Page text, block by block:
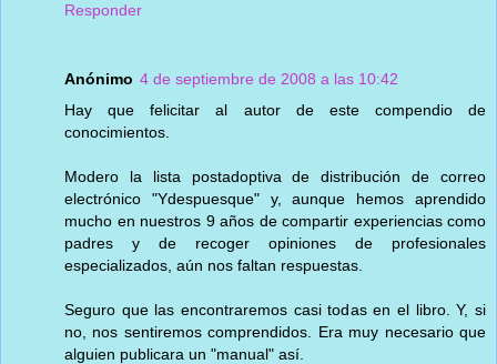
Responder
Anónimo 4 de septiembre de 2008 a las 10:42
Hay que felicitar al autor de este compendio de
conocimientos.
Modero la lista postadoptiva de distribución de correo
electrónico "Ydespuesque" y, aunque hemos aprendido
mucho en nuestros 9 años de compartir experiencias como
padres y de recoger opiniones de profesionales
especializados, aún nos faltan respuestas.
Seguro que las encontraremos casi todas en el libro. Y, si
no, nos sentiremos comprendidos. Era muy necesario que
alguien publicara un "manual" así.